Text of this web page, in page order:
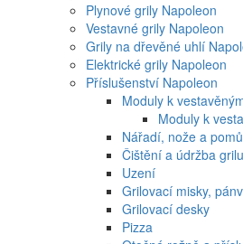
Plynové grily Napoleon
Vestavné grily Napoleon
Grily na dřevěné uhlí
Elektrické grily Napoleon
Příslušenství Napoleon
Moduly k
Moduly k
Nářadí, nože a
Čištění a údržba grilu
Uzení
Grilovací misky,
Grilovací desky
Pizza